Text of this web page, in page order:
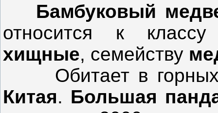
Бамбуковый
относится к
хищные, семейству
Обитает в горных
Китая. Большая